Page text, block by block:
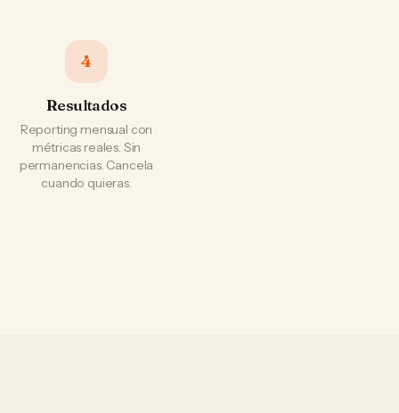
4
Resultados
Reporting mensual con
métricas reales. Sin
permanencias. Cancela
cuando quieras.